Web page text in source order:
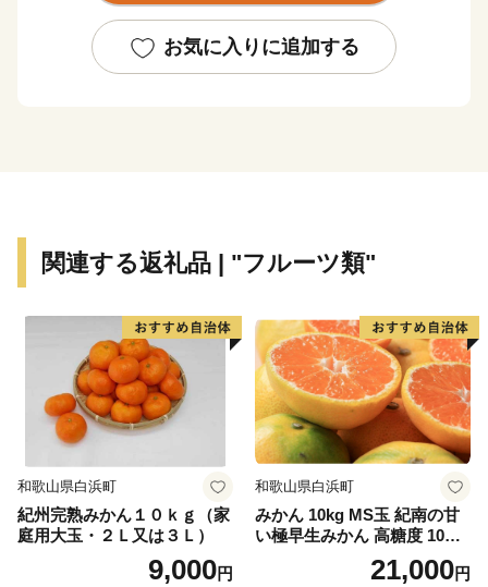
太平洋に面する”煙樹ヶ浜（えんじゅがはま）”には、全
長約４．５キロメートル、
お気に入りに追加する
関連する返礼品 | "フルーツ類"
和歌山県白浜町
紀州完熟みかん１０ｋｇ（家
庭用大玉・２Ｌ又は３Ｌ）
9,000円
和歌山県白浜町
みかん 10kg MS玉 紀南の甘
い極早生みかん 高糖度 10月
以降発送 マルチ被覆栽培
21,000円